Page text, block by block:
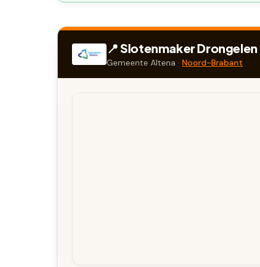
📍 SlotenmakerDrongelen
GemeenteAltena ·Noord-Brabant